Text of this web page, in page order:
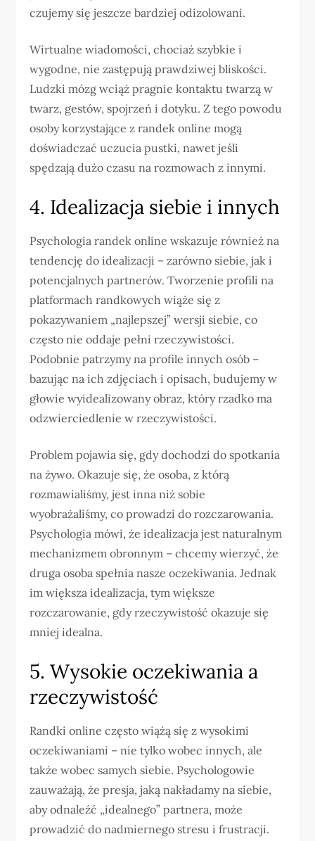
czujemy się jeszcze bardziej odizolowani.
Wirtualne wiadomości, chociaż szybkie i
wygodne, nie zastępują prawdziwej bliskości.
Ludzki mózg wciąż pragnie kontaktu twarzą w
twarz, gestów, spojrzeń i dotyku. Z tego powodu
osoby korzystające z randek online mogą
doświadczać uczucia pustki, nawet jeśli
spędzają dużo czasu na rozmowach z innymi.
4. Idealizacja siebie i innych
Psychologia randek online wskazuje również na
tendencję do idealizacji – zarówno siebie, jak i
potencjalnych partnerów. Tworzenie profili na
platformach randkowych wiąże się z
pokazywaniem „najlepszej” wersji siebie, co
często nie oddaje pełni rzeczywistości.
Podobnie patrzymy na profile innych osób –
bazując na ich zdjęciach i opisach, budujemy w
głowie wyidealizowany obraz, który rzadko ma
odzwierciedlenie w rzeczywistości.
Problem pojawia się, gdy dochodzi do spotkania
na żywo. Okazuje się, że osoba, z którą
rozmawialiśmy, jest inna niż sobie
wyobrażaliśmy, co prowadzi do rozczarowania.
Psychologia mówi, że idealizacja jest naturalnym
mechanizmem obronnym – chcemy wierzyć, że
druga osoba spełnia nasze oczekiwania. Jednak
im większa idealizacja, tym większe
rozczarowanie, gdy rzeczywistość okazuje się
mniej idealna.
5. Wysokie oczekiwania a
rzeczywistość
Randki online często wiążą się z wysokimi
oczekiwaniami – nie tylko wobec innych, ale
także wobec samych siebie. Psychologowie
zauważają, że presja, jaką nakładamy na siebie,
aby odnaleźć „idealnego” partnera, może
prowadzić do nadmiernego stresu i frustracji.